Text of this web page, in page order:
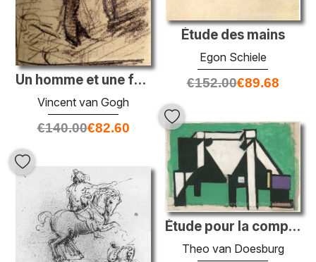
Étude des mains
Egon Schiele
€152.00€89.68
Un homme et une femme vues de l'arrière
Vincent van Gogh
€140.00€82.60
Étude pour la composition VIII (la vache)
Theo van Doesburg